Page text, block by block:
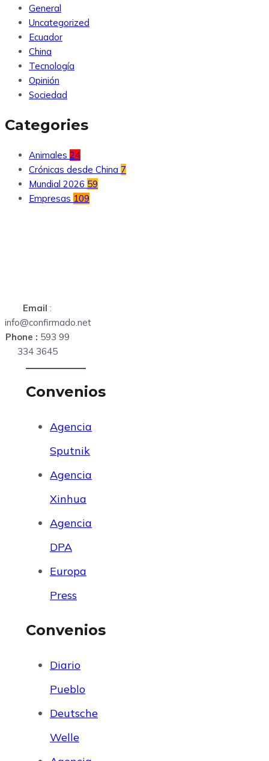
General
Uncategorized
Ecuador
China
Tecnología
Opinión
Sociedad
Categories
Animales 24
Crónicas desde China 7
Mundial 2026 59
Empresas 109
Email :
info@confirmado.net
Phone : 593 99
334 3645
Convenios
Agencia
Sputnik
Agencia
Xinhua
Agencia
DPA
Europa
Press
Convenios
Diario
Pueblo
Deutsche
Welle